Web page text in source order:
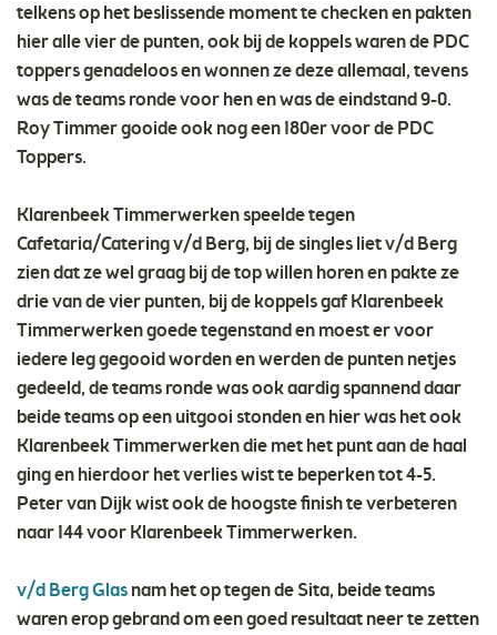
telkens op het beslissende moment te checken en pakten
hier alle vier de punten, ook bij de koppels waren de PDC
toppers genadeloos en wonnen ze deze allemaal, tevens
was de teams ronde voor hen en was de eindstand 9-0.
Roy Timmer gooide ook nog een 180er voor de PDC
Toppers.
Klarenbeek Timmerwerken speelde tegen
Cafetaria/Catering v/d Berg, bij de singles liet v/d Berg
zien dat ze wel graag bij de top willen horen en pakte ze
drie van de vier punten, bij de koppels gaf Klarenbeek
Timmerwerken goede tegenstand en moest er voor
iedere leg gegooid worden en werden de punten netjes
gedeeld, de teams ronde was ook aardig spannend daar
beide teams op een uitgooi stonden en hier was het ook
Klarenbeek Timmerwerken die met het punt aan de haal
ging en hierdoor het verlies wist te beperken tot 4-5.
Peter van Dijk wist ook de hoogste finish te verbeteren
naar 144 voor Klarenbeek Timmerwerken.
v/d Berg Glasnam het op tegen de Sita, beide teams
waren erop gebrand om een goed resultaat neer te zetten